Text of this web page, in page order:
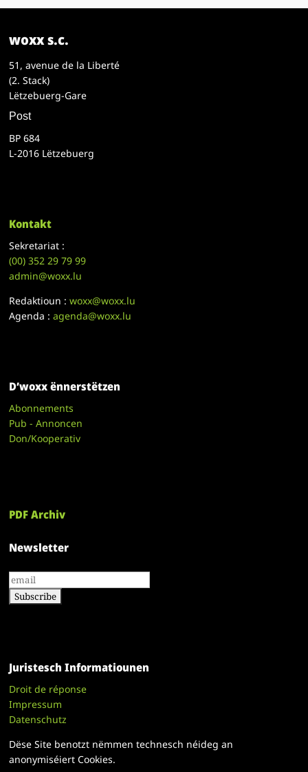
woxx s.c.
51, avenue de la Liberté
(2. Stack)
Lëtzebuerg-Gare
Post
BP 684
L-2016 Lëtzebuerg
Kontakt
Sekretariat :
(00)352 29 79 99
admin@woxx.lu
Redaktioun :woxx@woxx.lu
Agenda :agenda@woxx.lu
D’woxx ënnerstëtzen
Abonnements
Pub - Annoncen
Don/Kooperativ
PDF Archiv
Newsletter
Juristesch Informatiounen
Droit de réponse
Impressum
Datenschutz
Dëse Site benotzt nëmmen technesch néideg an
anonymiséiert Cookies.